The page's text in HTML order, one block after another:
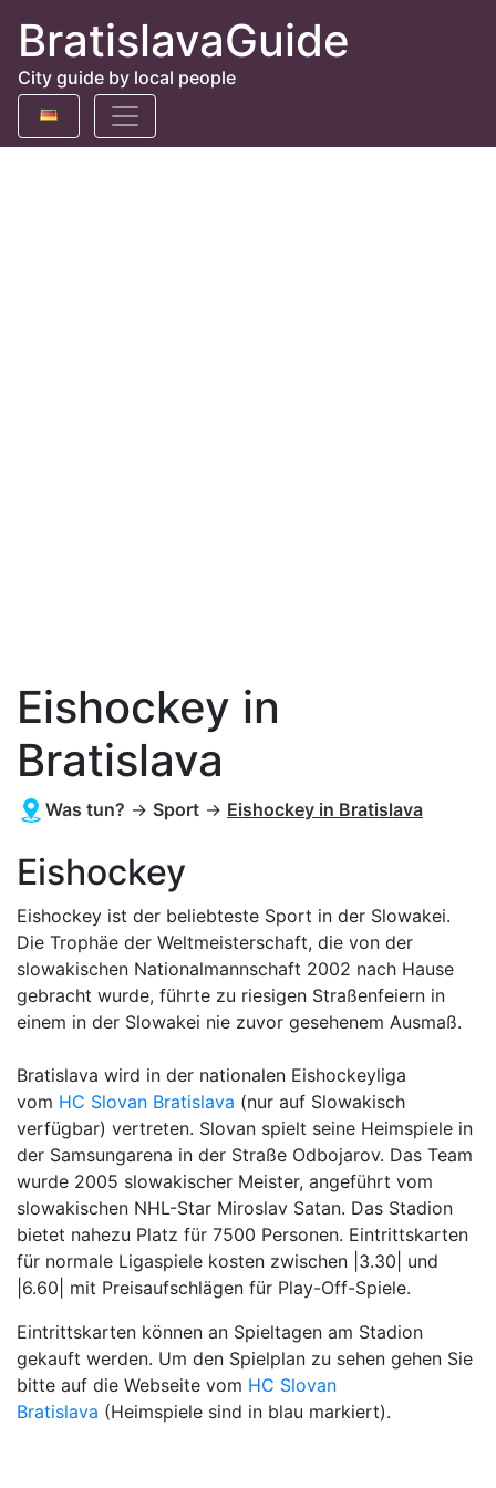
BratislavaGuide
City guide by local people
Eishockey in
Bratislava
Was tun? → Sport → Eishockey in Bratislava
Eishockey
Eishockey ist der beliebteste Sport in der Slowakei.
Die Trophäe der Weltmeisterschaft, die von der
slowakischen Nationalmannschaft 2002 nach Hause
gebracht wurde, führte zu riesigen Straßenfeiern in
einem in der Slowakei nie zuvor gesehenem Ausmaß.
Bratislava wird in der nationalen Eishockeyliga
vom HC Slovan Bratislava (nur auf Slowakisch
verfügbar) vertreten. Slovan spielt seine Heimspiele in
der Samsungarena in der Straße Odbojarov. Das Team
wurde 2005 slowakischer Meister, angeführt vom
slowakischen NHL-Star Miroslav Satan. Das Stadion
bietet nahezu Platz für 7500 Personen. Eintrittskarten
für normale Ligaspiele kosten zwischen |3.30| und
|6.60| mit Preisaufschlägen für Play-Off-Spiele.
Eintrittskarten können an Spieltagen am Stadion
gekauft werden. Um den Spielplan zu sehen gehen Sie
bitte auf die Webseite vom HC Slovan
Bratislava (Heimspiele sind in blau markiert).